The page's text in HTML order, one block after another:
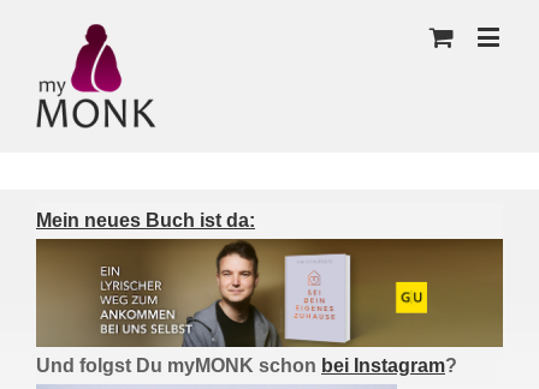
Mein neues Buch ist da:
Und folgst Du myMONK schon bei Instagram?